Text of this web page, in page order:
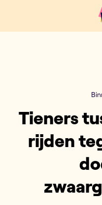
Tieners
rijden